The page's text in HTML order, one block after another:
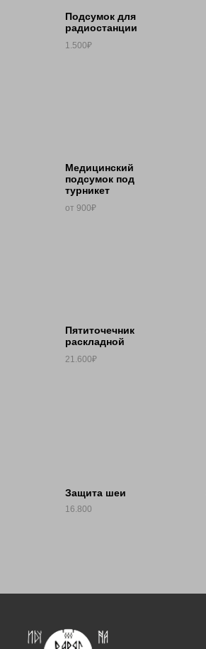
Подсумок для
радиостанции
1.500₽
Медицинский
подсумок под
турникет
от 900₽
Пятиточечник
раскладной
21.600₽
Защита шеи
16.800